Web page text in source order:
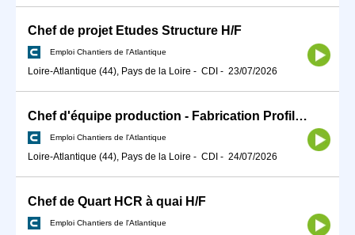
Chef de projet Etudes Structure H/F
Emploi Chantiers de l'Atlantique
Loire-Atlantique (44), Pays de la Loire - CDI - 23/07/2026
Chef d'équipe production - Fabrication Profilés H/F
Emploi Chantiers de l'Atlantique
Loire-Atlantique (44), Pays de la Loire - CDI - 24/07/2026
Chef de Quart HCR à quai H/F
Emploi Chantiers de l'Atlantique